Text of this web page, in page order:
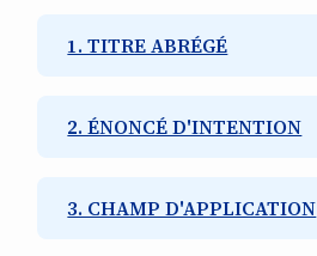
1. TITRE ABRÉGÉ
2. ÉNONCÉ D'INTENTION
3. CHAMP D'APPLICATION